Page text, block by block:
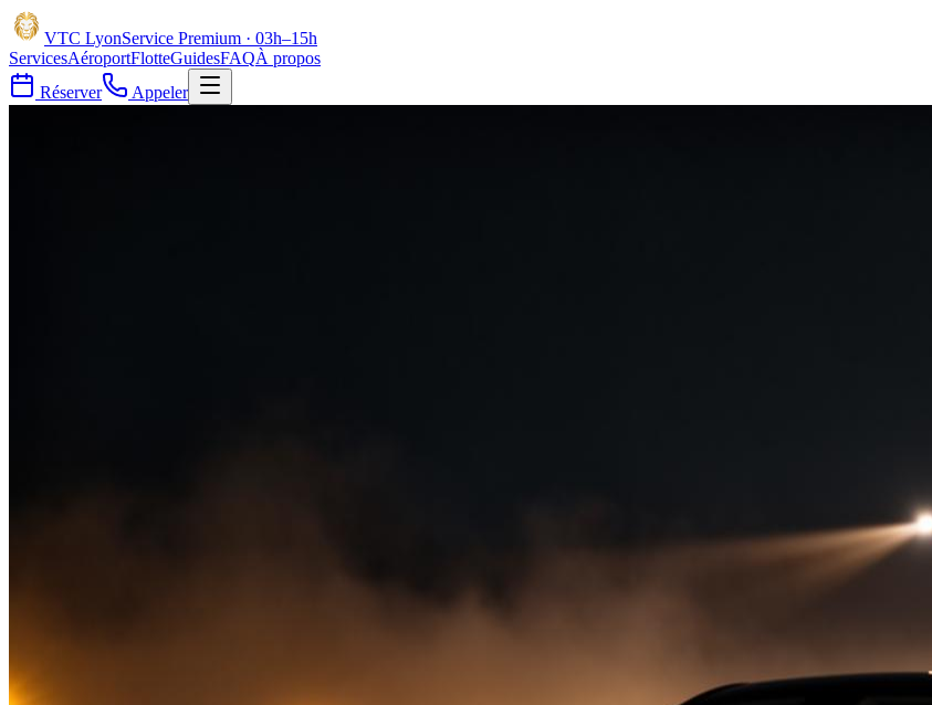
VTC LyonService Premium · 03h–15h
ServicesAéroportFlotteGuidesFAQÀ propos
Réserver
Appeler